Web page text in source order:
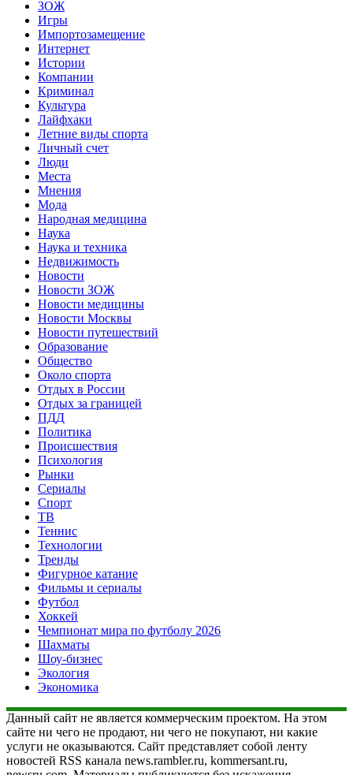
ЗОЖ
Игры
Импортозамещение
Интернет
Истории
Компании
Криминал
Культура
Лайфхаки
Летние виды спорта
Личный счет
Люди
Места
Мнения
Мода
Народная медицина
Наука
Наука и техника
Недвижимость
Новости
Новости ЗОЖ
Новости медицины
Новости Москвы
Новости путешествий
Образование
Общество
Около спорта
Отдых в России
Отдых за границей
ПДД
Политика
Происшествия
Психология
Рынки
Сериалы
Спорт
ТВ
Теннис
Технологии
Тренды
Фигурное катание
Фильмы и сериалы
Футбол
Хоккей
Чемпионат мира по футболу 2026
Шахматы
Шоу-бизнес
Экология
Экономика
Данный сайт не является коммерческим проектом. На этом
сайте ни чего не продают, ни чего не покупают, ни какие
услуги не оказываются. Сайт представляет собой ленту
новостей RSS канала news.rambler.ru, kommersant.ru,